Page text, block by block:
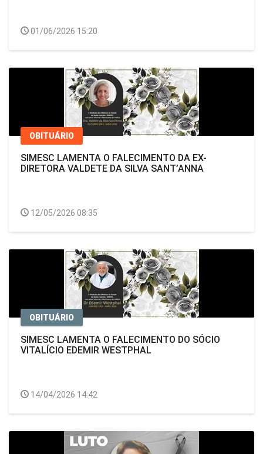
01/06/2026 15:20
OBITUÁRIO
SIMESC LAMENTA O FALECIMENTO DA EX-
DIRETORA VALDETE DA SILVA SANT’ANNA
12/05/2026 08:35
OBITUÁRIO
SIMESC LAMENTA O FALECIMENTO DO SÓCIO
VITALÍCIO EDEMIR WESTPHAL
14/04/2026 14:42